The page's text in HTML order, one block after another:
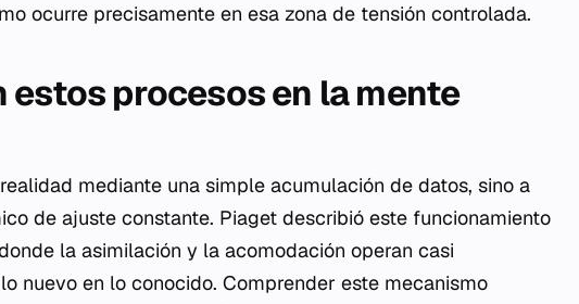
ocurre precisamente en esa zona de tensión controlada.
estos procesos en la mente
mediante una simple acumulación de datos, sino a
de ajuste constante. Piaget describió este funcionamiento
la asimilación y la acomodación operan casi
nuevo en lo conocido. Comprender este mecanismo